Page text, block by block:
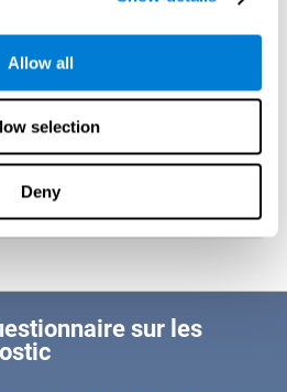
Allow all
selection
Deny
de connaître l'état des zones du
Un mauvais état de ces
à comprendre pourquoi l'utilisateur
pour renforcer ces domaines.
à la lecture égales ou
selon son segment d'âge.
sur les